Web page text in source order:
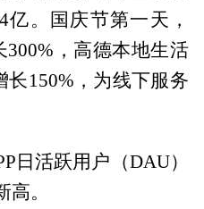
。国庆节第一天，
300%，高德本地生活
150%，为线下服务
日活跃用户（DAU）
高。